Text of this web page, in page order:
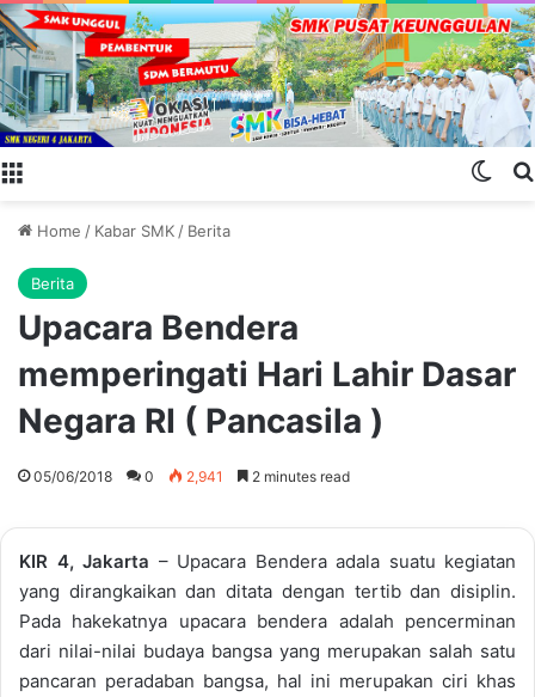
Home / Kabar SMK / Berita
Berita
Upacara Bendera
memperingati Hari Lahir Dasar
Negara RI ( Pancasila )
05/06/2018 0 2,941 2 minutes read
KIR 4, Jakarta – Upacara Bendera adala suatu kegiatan
yang dirangkaikan dan ditata dengan tertib dan disiplin.
Pada hakekatnya upacara bendera adalah pencerminan
dari nilai-nilai budaya bangsa yang merupakan salah satu
pancaran peradaban bangsa, hal ini merupakan ciri khas